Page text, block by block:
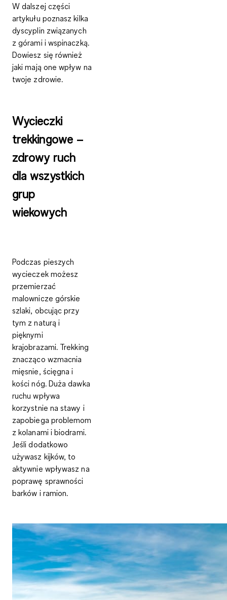
W dalszej części
artykułu poznasz kilka
dyscyplin związanych
z górami i wspinaczką.
Dowiesz się również
jaki mają one wpływ na
twoje zdrowie.
Wycieczki
trekkingowe –
zdrowy ruch
dla wszystkich
grup
wiekowych
Podczas pieszych
wycieczek możesz
przemierzać
malownicze górskie
szlaki, obcując przy
tym z naturą i
pięknymi
krajobrazami. Trekking
znacząco wzmacnia
mięsnie, ścięgna i
kości nóg. Duża dawka
ruchuwpływa
korzystnie na stawy i
zapobiega problemom
z kolanami i biodrami.
Jeśli dodatkowo
używasz kijków, to
aktywnie wpływasz na
poprawę sprawności
barków i ramion.